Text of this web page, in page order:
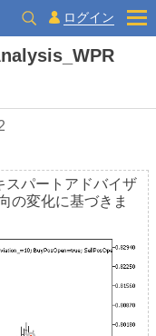
ログイン
スパートアドバイザ
の変化に基づきま